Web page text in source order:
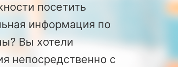
посетить
информация по
Вы хотели
непосредственно с